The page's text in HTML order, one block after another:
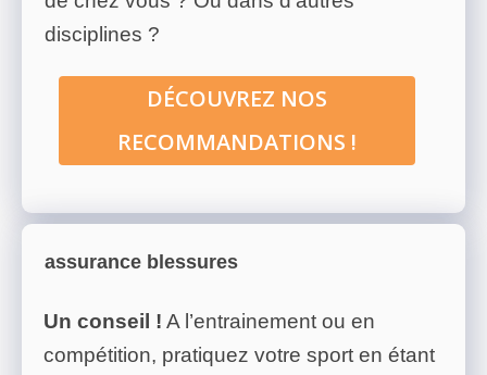
disciplines ?
DÉCOUVREZ NOS
RECOMMANDATIONS !
assurance blessures
Un conseil ! A l’entrainement ou en
compétition, pratiquez votre sport en étant